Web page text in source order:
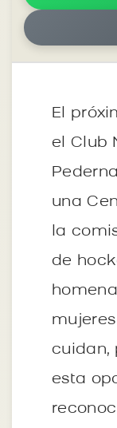
El
el Club
una
la
de
cuidan,
esta